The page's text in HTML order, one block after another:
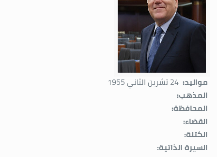
مواليد: 24 تشرين الثاني 1955
المذهب:
المحافظة:
القضاء:
الكتلة:
السيرة الذاتية: